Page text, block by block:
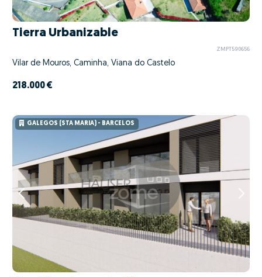
Tierra Urbanizable
ZMPT590656
Vilar de Mouros, Caminha, Viana do Castelo
218.000 €
GALEGOS (STA MARIA) - BARCELOS